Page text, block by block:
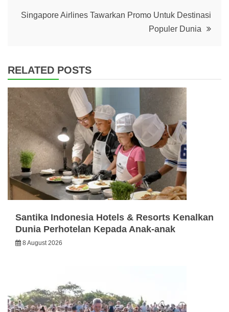
Singapore Airlines Tawarkan Promo Untuk Destinasi
Populer Dunia
RELATED POSTS
Santika Indonesia Hotels & Resorts Kenalkan
Dunia Perhotelan Kepada Anak-anak
8 August 2026